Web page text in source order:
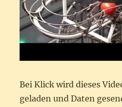
Bei Klick wird dieses
geladen und Daten